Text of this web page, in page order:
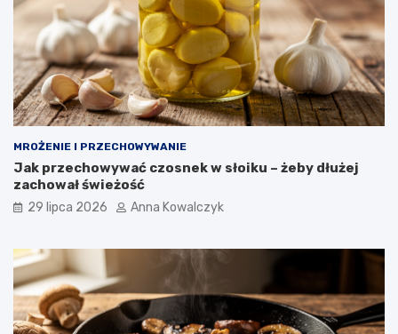
MROŻENIE I PRZECHOWYWANIE
Jak przechowywać czosnek w słoiku – żeby dłużej
zachował świeżość
29 lipca 2026 Anna Kowalczyk